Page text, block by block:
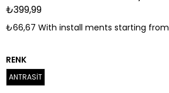
₺399,99
₺66,67 With install ments starting from
RENK
ANTRASİT